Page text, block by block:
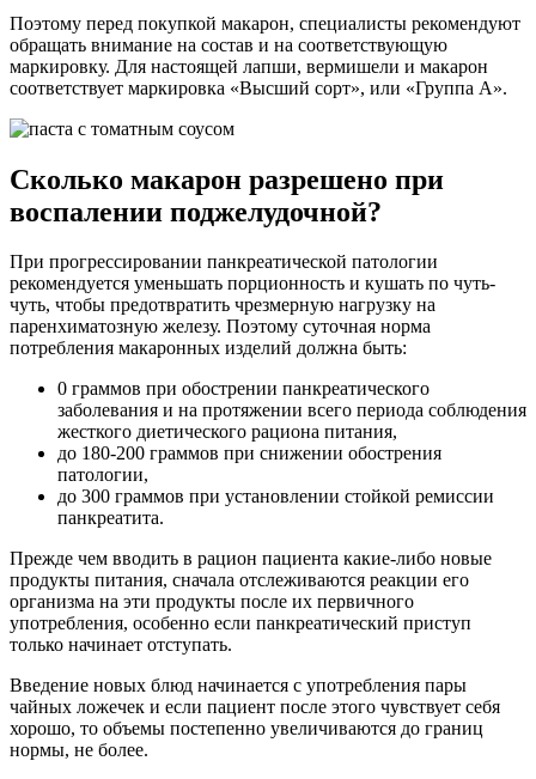
Поэтому перед покупкой макарон, специалисты рекомендуют
обращать внимание на состав и на соответствующую
маркировку. Для настоящей лапши, вермишели и макарон
соответствует маркировка «Высший сорт», или «Группа А».
Сколько макарон разрешено при
воспалении поджелудочной?
При прогрессировании панкреатической патологии
рекомендуется уменьшать порционность и кушать по чуть-
чуть, чтобы предотвратить чрезмерную нагрузку на
паренхиматозную железу. Поэтому суточная норма
потребления макаронных изделий должна быть:
0 граммов при обострении панкреатического
заболевания и на протяжении всего периода соблюдения
жесткого диетического рациона питания,
до 180-200 граммов при снижении обострения
патологии,
до 300 граммов при установлении стойкой ремиссии
панкреатита.
Прежде чем вводить в рацион пациента какие-либо новые
продукты питания, сначала отслеживаются реакции его
организма на эти продукты после их первичного
употребления, особенно если панкреатический приступ
только начинает отступать.
Введение новых блюд начинается с употребления пары
чайных ложечек и если пациент после этого чувствует себя
хорошо, то объемы постепенно увеличиваются до границ
нормы, не более.